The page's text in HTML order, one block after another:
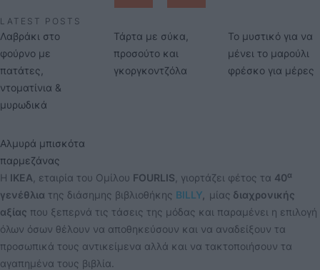
LATEST POSTS
Λαβράκι στο
φούρνο με
πατάτες,
ντοματίνια &
μυρωδικά
Τάρτα με σύκα,
προσούτο και
γκοργκοντζόλα
Το μυστικό για να
μένει το μαρούλι
φρέσκο για μέρες
Αλμυρά μπισκότα
παρμεζάνας
Η ΙΚΕΑ , εταιρία του Ομίλου FOURLIS , γιορτάζει φέτος τα 40α
γενέθλια της διάσημης βιβλιοθήκης BILLY μίας διαχρονικής
αξίας που ξεπερνά τις τάσεις της μόδας και παραμένει η επιλογή
όλων όσων θέλουν να αποθηκεύσουν και να αναδείξουν τα
προσωπικά τους αντικείμενα αλλά και να τακτοποιήσουν τα
αγαπημένα τους βιβλία.